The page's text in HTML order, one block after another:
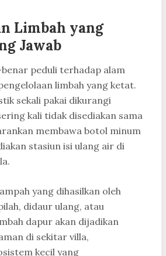
Limbah yang
Jawab
peduli terhadap alam
limbah yang ketat.
sekali pakai dikurangi
kali tidak disediakan sama
membawa botol minum
stasiun isi ulang air di
yang dihasilkan oleh
didaur ulang, atau
dapur akan dijadikan
di sekitar villa,
kecil yang